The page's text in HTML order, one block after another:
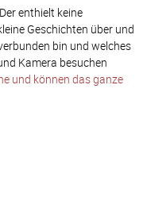
enthielt keine
Geschichten über und
bin und welches
Kamera besuchen
und können das ganze